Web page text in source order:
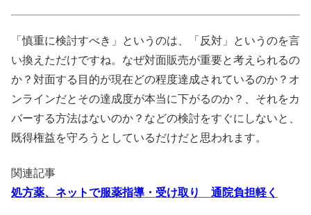
「慎重に検討すべき」というのは、「反対」というのを言
い換えただけですね。なぜ対面販売が重要と考えられるの
か？対面する目的が現在どの程度達成されているのか？オ
ンラインだとその達成度が本当に下がるのか？、それをカ
バーする方法はないのか？などの検討をすぐにしないと、
既得権益を守ろうとしているだけだと思われます。
関連記事
処方薬、ネットで服薬指導・受け取り 通院負担軽く